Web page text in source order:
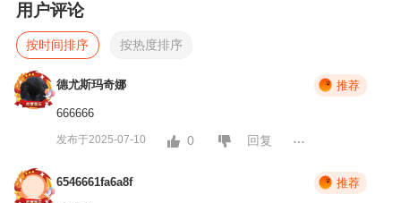
用户评论
按时间排序 按热度排序
德尤斯玛奇娜 推荐
666666
发布于2025-07-10 0 回复
6546661fa6a8f 推荐